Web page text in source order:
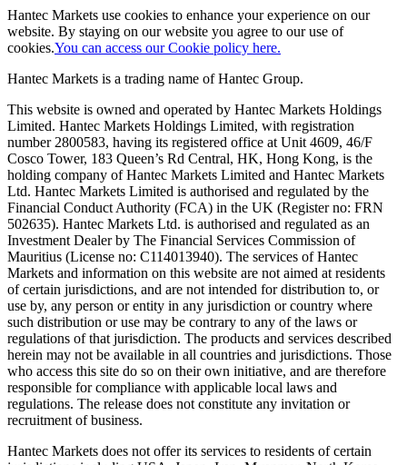
Hantec Markets use cookies to enhance your experience on our
website. By staying on our website you agree to our use of
cookies.You can access our Cookie policy here.
Hantec Markets is a trading name of Hantec Group.
This website is owned and operated by Hantec Markets Holdings
Limited. Hantec Markets Holdings Limited, with registration
number 2800583, having its registered office at Unit 4609, 46/F
Cosco Tower, 183 Queen’s Rd Central, HK, Hong Kong, is the
holding company of Hantec Markets Limited and Hantec Markets
Ltd. Hantec Markets Limited is authorised and regulated by the
Financial Conduct Authority (FCA) in the UK (Register no: FRN
502635). Hantec Markets Ltd. is authorised and regulated as an
Investment Dealer by The Financial Services Commission of
Mauritius (License no: C114013940). The services of Hantec
Markets and information on this website are not aimed at residents
of certain jurisdictions, and are not intended for distribution to, or
use by, any person or entity in any jurisdiction or country where
such distribution or use may be contrary to any of the laws or
regulations of that jurisdiction. The products and services described
herein may not be available in all countries and jurisdictions. Those
who access this site do so on their own initiative, and are therefore
responsible for compliance with applicable local laws and
regulations. The release does not constitute any invitation or
recruitment of business.
Hantec Markets does not offer its services to residents of certain